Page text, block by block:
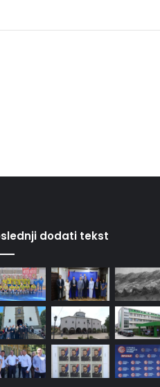
dodati tekst